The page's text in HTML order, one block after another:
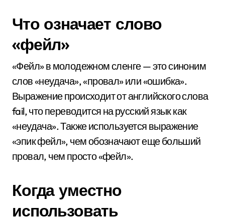
Что означает слово
«фейл»
«Фейл» в молодежном сленге — это синоним
слов «неудача», «провал» или «ошибка».
Выражение происходит от английского слова
fail, что переводится на русский язык как
«неудача». Также используется выражение
«эпик фейл», чем обозначают еще больший
провал, чем просто «фейл».
Когда уместно
использовать